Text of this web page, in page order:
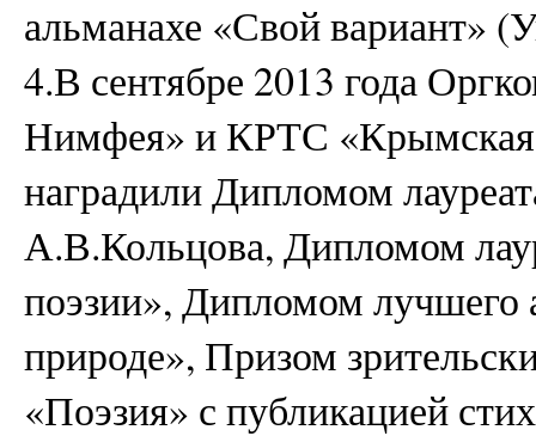
альманахе «Свой вариант»
4.В сентябре 2013 года
Нимфея» и КРТС «Крымская
наградили Дипломом
А.В.Кольцова, Дипломом
поэзии», Дипломом лучшего
природе», Призом
«Поэзия» с публикацией